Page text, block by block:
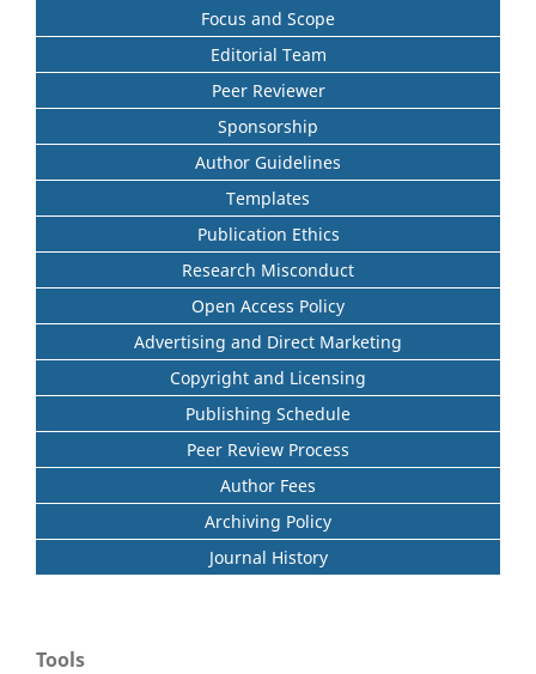
Focus and Scope
Editorial Team
Peer Reviewer
Sponsorship
Author Guidelines
Templates
Publication Ethics
Research Misconduct
Open Access Policy
Advertising and Direct Marketing
Copyright and Licensing
Publishing Schedule
Peer Review Process
Author Fees
Archiving Policy
Journal History
Tools